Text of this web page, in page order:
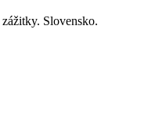
Slovensko.